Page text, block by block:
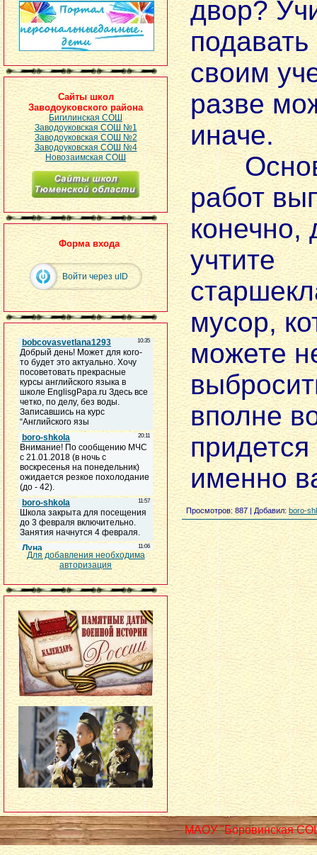
Сайты школ
Заводоуковского района
Бигилинская СОШ
Заводоуковская СОШ №1
Заводоуковская СОШ №2
Заводоуковская СОШ №4
Новозаимская СОШ
Форма входа
Войти через uID
Для добавления необходима
авторизация
двор?
своим
разве
иначе.
работ
конечно,
учтите
мусор,
можете
вполне
именно
Просмотров: 887 | Добавил: boro-
МАОУ "Боровинская